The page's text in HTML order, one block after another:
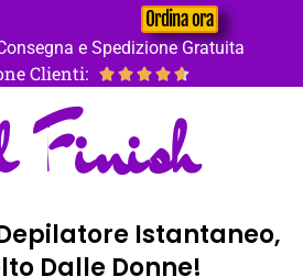
Ordina ora
e Spedizione Gratuita
Clienti:     
Finish
Istantaneo,
Dalle Donne!